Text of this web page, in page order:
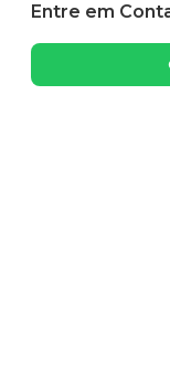
Entre em